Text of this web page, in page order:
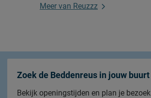
Meer van Reuzzz
Zoek de Beddenreus in jouw buurt
Bekijk openingstijden en plan je bezoek